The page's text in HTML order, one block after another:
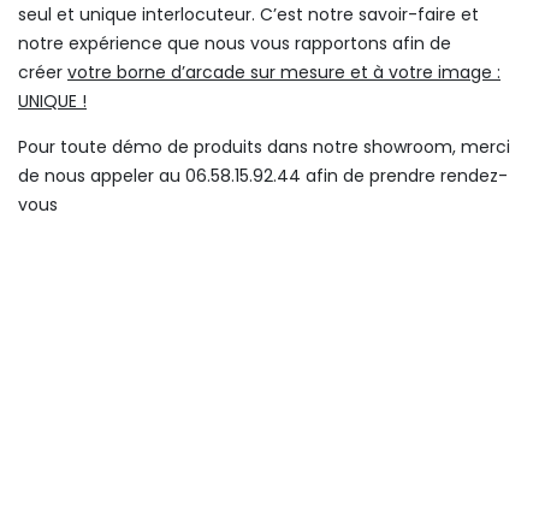
seul et unique interlocuteur. C’est notre savoir-faire et
notre expérience que nous vous rapportons afin de
créer votre borne d’arcade sur mesure et à votre image :
UNIQUE !
Pour toute démo de produits dans notre showroom, merci
de nous appeler au 06.58.15.92.44 afin de prendre rendez-
vous